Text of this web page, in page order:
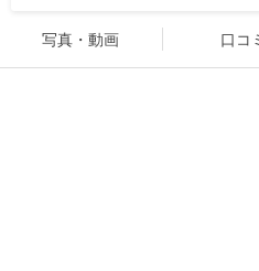
写真・動画 口コ